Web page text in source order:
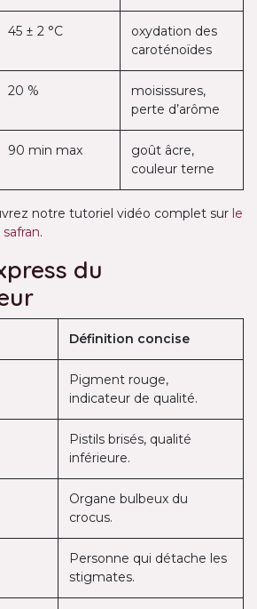
45 ± 2 °C
oxydation des
caroténoïdes
20 %
moisissures,
perte d’arôme
90 min max
goût âcre,
couleur terne
notre tutoriel vidéo complet sur le
.
du
Définition concise
Pigment rouge,
indicateur de qualité.
Pistils brisés, qualité
inférieure.
Organe bulbeux du
crocus.
Personne qui détache les
stigmates.